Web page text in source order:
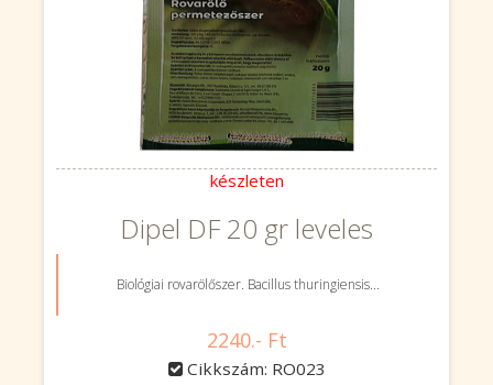
készleten
Dipel DF 20 gr leveles
Biológiai rovarölőszer. Bacillus thuringiensis...
2240.- Ft
Cikkszám: RO023